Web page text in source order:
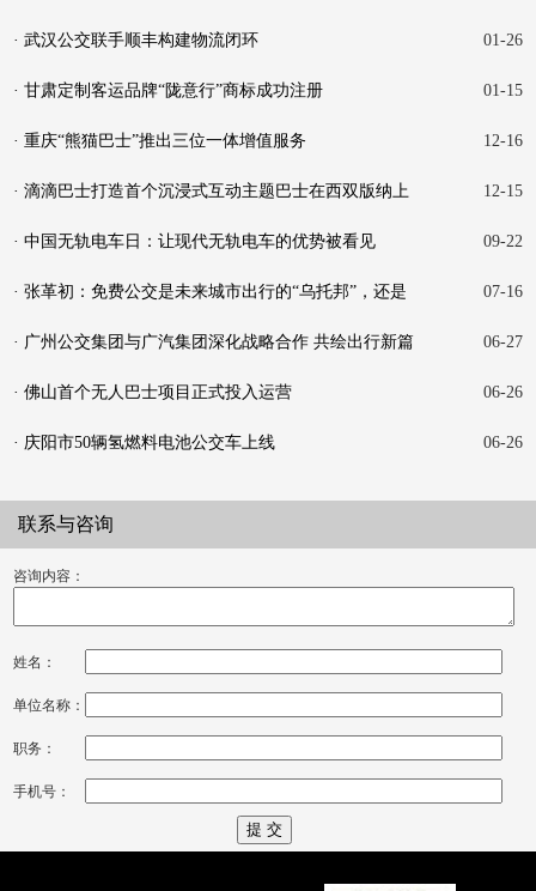
· 武汉公交联手顺丰构建物流闭环 01-26
· 甘肃定制客运品牌“陇意行”商标成功注册 01-15
· 重庆“熊猫巴士”推出三位一体增值服务 12-16
· 滴滴巴士打造首个沉浸式互动主题巴士在西双版纳上
12-15
· 中国无轨电车日：让现代无轨电车的优势被看见 09-22
· 张革初：免费公交是未来城市出行的“乌托邦”，还是
07-16
· 广州公交集团与广汽集团深化战略合作 共绘出行新篇 06-27
· 佛山首个无人巴士项目正式投入运营 06-26
· 庆阳市50辆氢燃料电池公交车上线 06-26
联系与咨询
咨询内容：
姓名：
单位名称：
职务：
手机号：